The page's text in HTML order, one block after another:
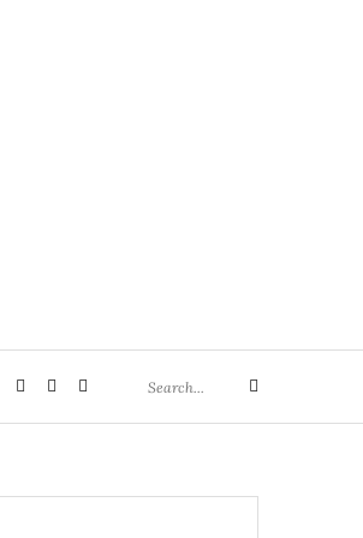
Privatsphäre-
ändern
Historie
Privatsphäre-
Einwilligungen
for:
Search